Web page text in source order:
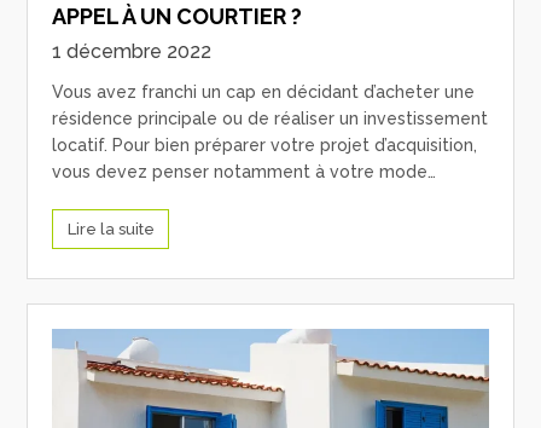
APPEL À UN COURTIER ?
1 décembre 2022
Vous avez franchi un cap en décidant d’acheter une
résidence principale ou de réaliser un investissement
locatif. Pour bien préparer votre projet d’acquisition,
vous devez penser notamment à votre mode…
Lire la suite